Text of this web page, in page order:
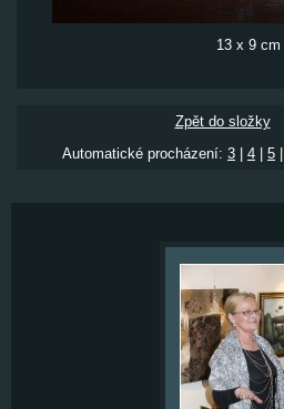
13 x 9 cm
Zpět do složky
Automatické procházení: 3 4 5